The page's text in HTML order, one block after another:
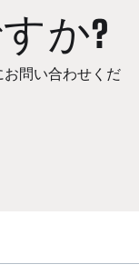
か?
問い合わせくだ